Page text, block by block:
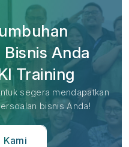
Anda
Training
segera mendapatkan
bisnis Anda!
Kami